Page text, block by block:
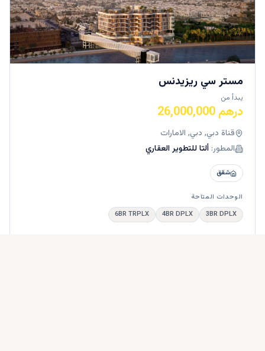
مستر سي ريزيدنس
يبدأ من
درهم 26,000,000
قناة دبي, دبي, الامارات
المطور: ألتا للتطوير العقاري
شقق
الوحدات المتاحة
3BR DPLX
4BR DPLX
6BR TRPLX